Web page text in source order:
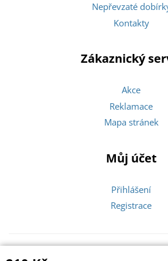
Nepřevzaté
Kontakty
Zákaznický
Akce
Reklamace
Mapa stránek
Můj účet
Přihlášení
Registrace